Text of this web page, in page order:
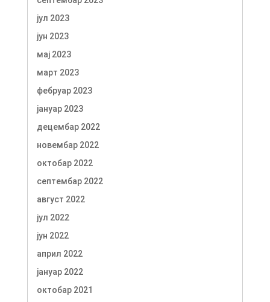
јул 2023
јун 2023
мај 2023
март 2023
фебруар 2023
јануар 2023
децембар 2022
новембар 2022
октобар 2022
септембар 2022
август 2022
јул 2022
јун 2022
април 2022
јануар 2022
октобар 2021